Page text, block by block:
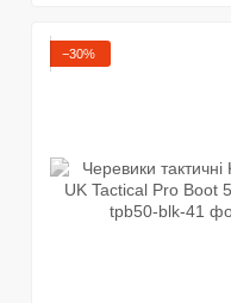
−30%